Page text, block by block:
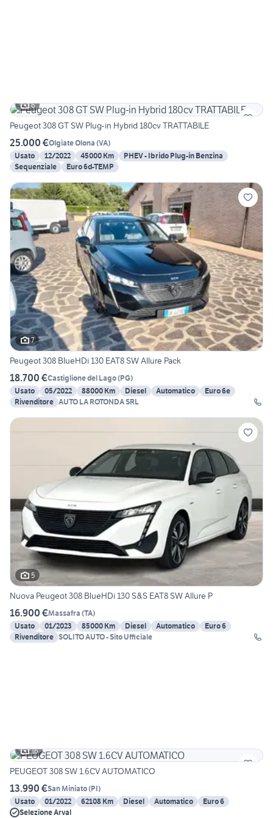
6
Peugeot 308 GT SW Plug-in Hybrid 180cv TRATTABILE
25.000 €Olgiate Olona (VA)
Usato
12/2022 45000 Km
PHEV - Ibrido Plug-in Benzina
Sequenziale
Euro 6d-TEMP
7
Peugeot 308 BlueHDi 130 EAT8 SW Allure Pack
18.700 €Castiglione del Lago(PG)
Usato
05/2022 88000 Km Diesel Automatico
Euro 6e
Rivenditore AUTO LA ROTONDA SRL
5
Nuova Peugeot 308 BlueHDi 130 S&S EAT8 SW Allure P
16.900 €Massafra (TA)
Usato
01/2023 85000 Km Diesel Automatico
Euro 6
Rivenditore SOLITO AUTO - Sito Ufficiale
16
PEUGEOT 308 SW 1.6CV AUTOMATICO
13.990 €San Miniato(PI)
Usato
01/2022 62108 Km Diesel Automatico
Euro 6
Selezione Arval